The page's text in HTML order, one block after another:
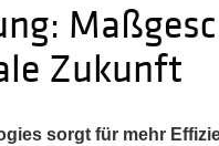
Zukunft
sorgt für mehr